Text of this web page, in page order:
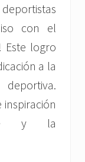
con el
Este logro
a la
inspiración
y la